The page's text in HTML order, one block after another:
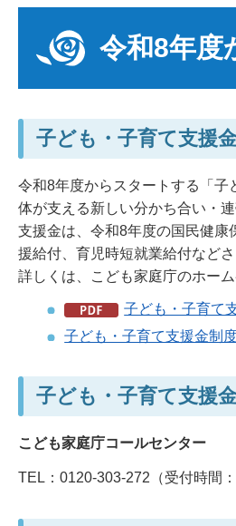
令和8年度
子ども・子育て支援
令和8年度からスタートする「子
体が支える新しい分かち合い・連
支援金は、令和8年度の国民健康
援給付、育児時短就業給付など
詳しくは、こども家庭庁のホー
子ども・子育て
子ども・子育て支援金制
子ども・子育て支援
こども家庭庁コールセンター
TEL：0120-303-272（受付時間